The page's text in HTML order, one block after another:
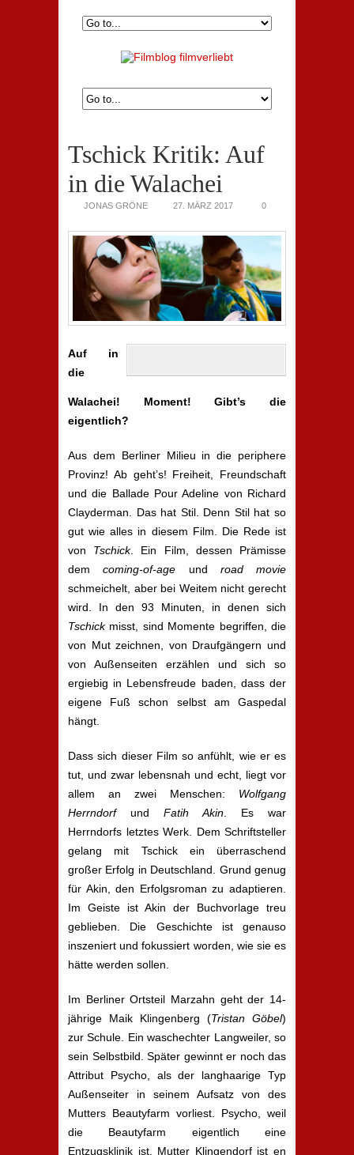
Tschick Kritik: Auf
in die Walachei
JONAS GRÖNE 27. MÄRZ 2017 0
Auf in
die
Walachei! Moment! Gibt’s die
eigentlich?
Aus dem Berliner Milieu in die periphere
Provinz! Ab geht’s! Freiheit, Freundschaft
und die Ballade Pour Adeline von Richard
Clayderman. Das hat Stil. Denn Stil hat so
gut wie alles in diesem Film. Die Rede ist
von Tschick. Ein Film, dessen Prämisse
demcoming-of-age und road movie
schmeichelt, aber bei Weitem nicht gerecht
wird. In den 93 Minuten, in denen sich
Tschickmisst, sind Momente begriffen, die
von Mut zeichnen, von Draufgängern und
von Außenseiten erzählen und sich so
ergiebig in Lebensfreude baden, dass der
eigene Fuß schon selbst am Gaspedal
hängt.
Dass sich dieser Film so anfühlt, wie er es
tut, und zwar lebensnah und echt, liegt vor
allem an zwei Menschen: Wolfgang
Herrndorfund Fatih Akin . Es war
Herrndorfs letztes Werk. Dem Schriftsteller
gelang mit Tschick ein überraschend
großer Erfolg in Deutschland. Grund genug
für Akin, den Erfolgsroman zu adaptieren.
Im Geiste ist Akin der Buchvorlage treu
geblieben. Die Geschichte ist genauso
inszeniert und fokussiert worden, wie sie es
hätte werden sollen.
Im Berliner Ortsteil Marzahn geht der 14-
jährige Maik Klingenberg (Tristan Göbel)
zur Schule. Ein waschechter Langweiler, so
sein Selbstbild. Später gewinnt er noch das
Attribut Psycho, als der langhaarige Typ
Außenseiter in seinem Aufsatz von des
Mutters Beautyfarm vorliest. Psycho, weil
die Beautyfarm eigentlich eine
Entzugsklinik ist. Mutter Klingendorf ist en